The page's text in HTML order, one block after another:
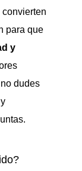
para que
y
dudes